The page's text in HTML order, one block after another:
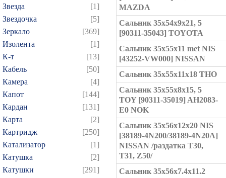
Звезда
[1]
Звездочка
[5]
Зеркало
[369]
Изолента
[1]
К-т
[13]
Кабель
[50]
Камера
[4]
Капот
[144]
Кардан
[131]
Карта
[2]
Картридж
[250]
Катализатор
[1]
Катушка
[2]
Катушки
[291]
MAZDA
Сальник 35x54x9x21, 5
[90311-35043] TOYOTA
Сальник 35x55x11 met NIS
[43252-VW000] NISSAN
Сальник 35x55x11x18 THO
Сальник 35x55x8x15, 5
TOY [90311-35019] AH2083-
E0 NOK
Сальник 35x56x12x20 NIS
[38189-4N200/38189-4N20A]
NISSAN /раздатка T30,
T31, Z50/
Сальник 35x56x7.4x11.2